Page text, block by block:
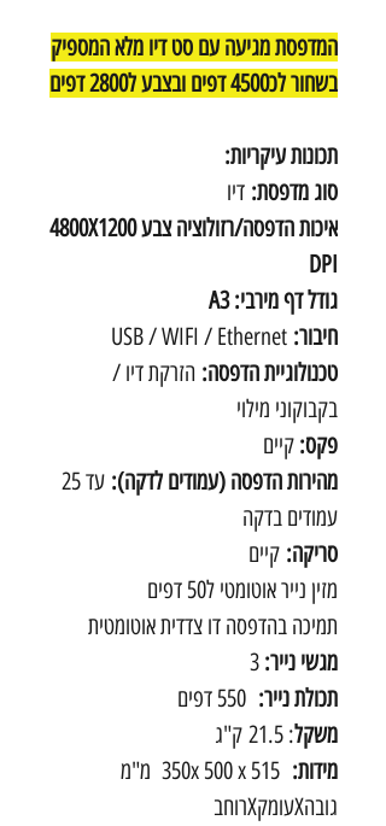
המדפסת מגיעה עם סט דיו מלא המספיק
בשחור לכ4500 דפים ובצבע ל2800 דפים
תכונות עיקריות:
סוג מדפסת: דיו
איכות הדפסה/רזולוציה צבע 4800X1200
DPI
גודל דף מירבי: A3
חיבור: USB / WIFI / Ethernet
טכנולוגיית הדפסה: הזרקת דיו /
בקבוקוני מילוי
פקס: קיים
מהירות הדפסה (עמודים לדקה):
עד 25
עמודים בדקה
סריקה: קיים
מזין נייר אוטומטי ל50 דפים
תמיכה בהדפסה דו צדדית אוטומטית
מגשי נייר:
תכולת נייר: 550 דפים
משקל: 21.5 ק"ג
מידות:
350x 500 x 515 מ"מ
גובהXעומקXרוחב